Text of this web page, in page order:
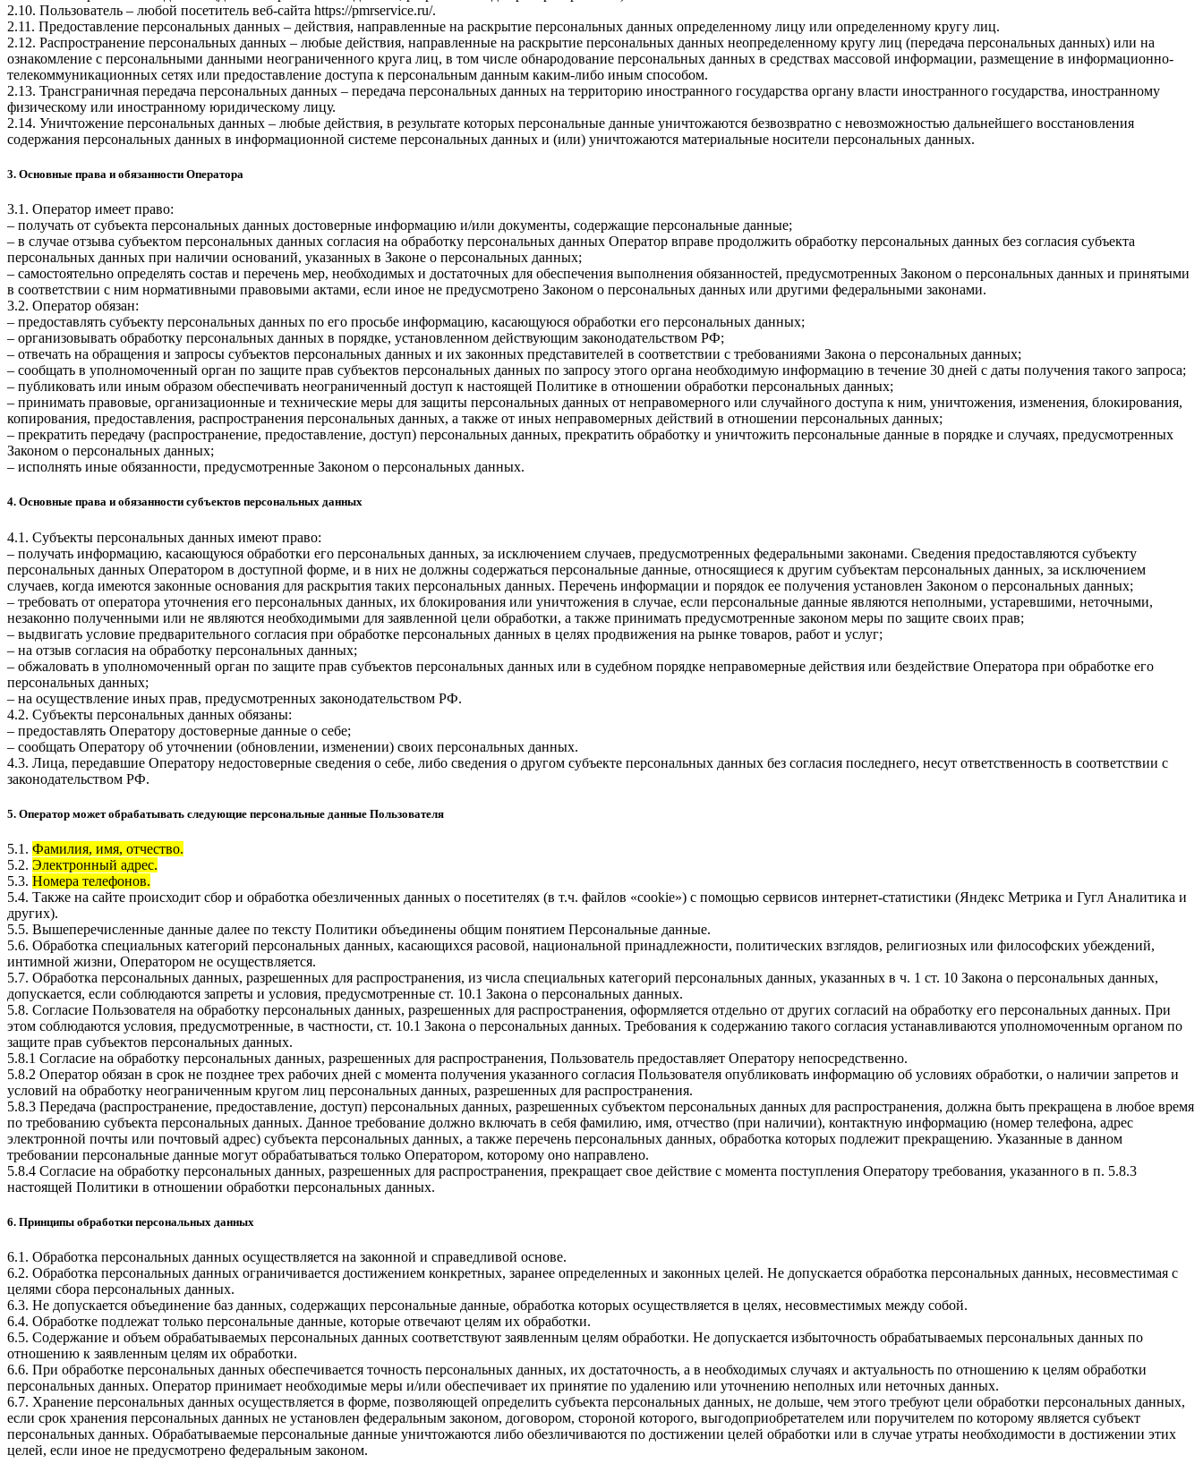
2.10. Пользователь – любой посетитель веб-сайта https://pmrservice.ru/.
2.11. Предоставление персональных данных – действия, направленные на раскрытие персональных данных определенному лицу или определенному кругу лиц.
2.12. Распространение персональных данных – любые действия, направленные на раскрытие персональных данных неопределенному кругу лиц (передача персональных данных) или на
ознакомление с персональными данными неограниченного круга лиц, в том числе обнародование персональных данных в средствах массовой информации, размещение в информационно-
телекоммуникационных сетях или предоставление доступа к персональным данным каким-либо иным способом.
2.13. Трансграничная передача персональных данных – передача персональных данных на территорию иностранного государства органу власти иностранного государства, иностранному
физическому или иностранному юридическому лицу.
2.14. Уничтожение персональных данных – любые действия, в результате которых персональные данные уничтожаются безвозвратно с невозможностью дальнейшего восстановления
содержания персональных данных в информационной системе персональных данных и (или) уничтожаются материальные носители персональных данных.
3. Основные права и обязанности Оператора
3.1. Оператор имеет право:
– получать от субъекта персональных данных достоверные информацию и/или документы, содержащие персональные данные;
– в случае отзыва субъектом персональных данных согласия на обработку персональных данных Оператор вправе продолжить обработку персональных данных без согласия субъекта
персональных данных при наличии оснований, указанных в Законе о персональных данных;
– самостоятельно определять состав и перечень мер, необходимых и достаточных для обеспечения выполнения обязанностей, предусмотренных Законом о персональных данных и принятыми
в соответствии с ним нормативными правовыми актами, если иное не предусмотрено Законом о персональных данных или другими федеральными законами.
3.2. Оператор обязан:
– предоставлять субъекту персональных данных по его просьбе информацию, касающуюся обработки его персональных данных;
– организовывать обработку персональных данных в порядке, установленном действующим законодательством РФ;
– отвечать на обращения и запросы субъектов персональных данных и их законных представителей в соответствии с требованиями Закона о персональных данных;
– сообщать в уполномоченный орган по защите прав субъектов персональных данных по запросу этого органа необходимую информацию в течение 30 дней с даты получения такого запроса;
– публиковать или иным образом обеспечивать неограниченный доступ к настоящей Политике в отношении обработки персональных данных;
– принимать правовые, организационные и технические меры для защиты персональных данных от неправомерного или случайного доступа к ним, уничтожения, изменения, блокирования,
копирования, предоставления, распространения персональных данных, а также от иных неправомерных действий в отношении персональных данных;
– прекратить передачу (распространение, предоставление, доступ) персональных данных, прекратить обработку и уничтожить персональные данные в порядке и случаях, предусмотренных
Законом о персональных данных;
– исполнять иные обязанности, предусмотренные Законом о персональных данных.
4. Основные права и обязанности субъектов персональных данных
4.1. Субъекты персональных данных имеют право:
– получать информацию, касающуюся обработки его персональных данных, за исключением случаев, предусмотренных федеральными законами. Сведения предоставляются субъекту
персональных данных Оператором в доступной форме, и в них не должны содержаться персональные данные, относящиеся к другим субъектам персональных данных, за исключением
случаев, когда имеются законные основания для раскрытия таких персональных данных. Перечень информации и порядок ее получения установлен Законом о персональных данных;
– требовать от оператора уточнения его персональных данных, их блокирования или уничтожения в случае, если персональные данные являются неполными, устаревшими, неточными,
незаконно полученными или не являются необходимыми для заявленной цели обработки, а также принимать предусмотренные законом меры по защите своих прав;
– выдвигать условие предварительного согласия при обработке персональных данных в целях продвижения на рынке товаров, работ и услуг;
– на отзыв согласия на обработку персональных данных;
– обжаловать в уполномоченный орган по защите прав субъектов персональных данных или в судебном порядке неправомерные действия или бездействие Оператора при обработке его
персональных данных;
– на осуществление иных прав, предусмотренных законодательством РФ.
4.2. Субъекты персональных данных обязаны:
– предоставлять Оператору достоверные данные о себе;
– сообщать Оператору об уточнении (обновлении, изменении) своих персональных данных.
4.3. Лица, передавшие Оператору недостоверные сведения о себе, либо сведения о другом субъекте персональных данных без согласия последнего, несут ответственность в соответствии с
законодательством РФ.
5. Оператор может обрабатывать следующие персональные данные Пользователя
5.1. Фамилия, имя, отчество.
5.2. Электронный адрес.
5.3. Номера телефонов.
5.4. Также на сайте происходит сбор и обработка обезличенных данных о посетителях (в т.ч. файлов «cookie») с помощью сервисов интернет-статистики (Яндекс Метрика и Гугл Аналитика и
других).
5.5. Вышеперечисленные данные далее по тексту Политики объединены общим понятием Персональные данные.
5.6. Обработка специальных категорий персональных данных, касающихся расовой, национальной принадлежности, политических взглядов, религиозных или философских убеждений,
интимной жизни, Оператором не осуществляется.
5.7. Обработка персональных данных, разрешенных для распространения, из числа специальных категорий персональных данных, указанных в ч. 1 ст. 10 Закона о персональных данных,
допускается, если соблюдаются запреты и условия, предусмотренные ст. 10.1 Закона о персональных данных.
5.8. Согласие Пользователя на обработку персональных данных, разрешенных для распространения, оформляется отдельно от других согласий на обработку его персональных данных. При
этом соблюдаются условия, предусмотренные, в частности, ст. 10.1 Закона о персональных данных. Требования к содержанию такого согласия устанавливаются уполномоченным органом по
защите прав субъектов персональных данных.
5.8.1 Согласие на обработку персональных данных, разрешенных для распространения, Пользователь предоставляет Оператору непосредственно.
5.8.2 Оператор обязан в срок не позднее трех рабочих дней с момента получения указанного согласия Пользователя опубликовать информацию об условиях обработки, о наличии запретов и
условий на обработку неограниченным кругом лиц персональных данных, разрешенных для распространения.
5.8.3 Передача (распространение, предоставление, доступ) персональных данных, разрешенных субъектом персональных данных для распространения, должна быть прекращена в любое время
по требованию субъекта персональных данных. Данное требование должно включать в себя фамилию, имя, отчество (при наличии), контактную информацию (номер телефона, адрес
электронной почты или почтовый адрес) субъекта персональных данных, а также перечень персональных данных, обработка которых подлежит прекращению. Указанные в данном
требовании персональные данные могут обрабатываться только Оператором, которому оно направлено.
5.8.4 Согласие на обработку персональных данных, разрешенных для распространения, прекращает свое действие с момента поступления Оператору требования, указанного в п. 5.8.3
настоящей Политики в отношении обработки персональных данных.
6. Принципы обработки персональных данных
6.1. Обработка персональных данных осуществляется на законной и справедливой основе.
6.2. Обработка персональных данных ограничивается достижением конкретных, заранее определенных и законных целей. Не допускается обработка персональных данных, несовместимая с
целями сбора персональных данных.
6.3. Не допускается объединение баз данных, содержащих персональные данные, обработка которых осуществляется в целях, несовместимых между собой.
6.4. Обработке подлежат только персональные данные, которые отвечают целям их обработки.
6.5. Содержание и объем обрабатываемых персональных данных соответствуют заявленным целям обработки. Не допускается избыточность обрабатываемых персональных данных по
отношению к заявленным целям их обработки.
6.6. При обработке персональных данных обеспечивается точность персональных данных, их достаточность, а в необходимых случаях и актуальность по отношению к целям обработки
персональных данных. Оператор принимает необходимые меры и/или обеспечивает их принятие по удалению или уточнению неполных или неточных данных.
6.7. Хранение персональных данных осуществляется в форме, позволяющей определить субъекта персональных данных, не дольше, чем этого требуют цели обработки персональных данных,
если срок хранения персональных данных не установлен федеральным законом, договором, стороной которого, выгодоприобретателем или поручителем по которому является субъект
персональных данных. Обрабатываемые персональные данные уничтожаются либо обезличиваются по достижении целей обработки или в случае утраты необходимости в достижении этих
целей, если иное не предусмотрено федеральным законом.